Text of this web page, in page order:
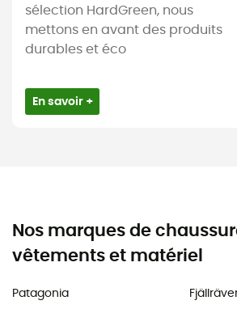
sélection HardGreen, nous
mettons en avant des produits
durables et éco
En savoir +
Nos marques de
vêtements et matériel
Patagonia